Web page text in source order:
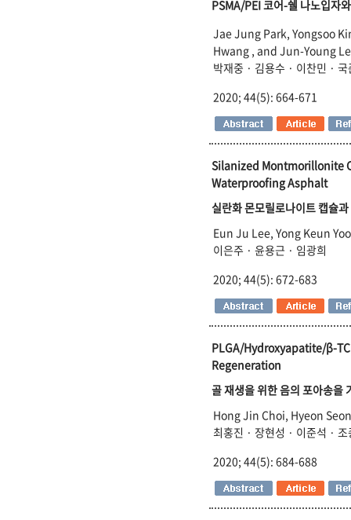
PSMA/PEI 코어-쉘 나노입자
Jae Jung Park, Yongsoo
Hwang , and Jun-Young
박재중 · 김용수 · 이찬민 ·
2020; 44(5): 664-671
Silanized Montmorillonite
Waterproofing Asphalt
실란화 몬모릴로나이트 캡슐
Eun Ju Lee, Yong Keun
이은주 · 윤용근 · 임광희
2020; 44(5): 672-683
PLGA/Hydroxyapatite/β-
Regeneration
골 재생을 위한 음의 포아송
Hong Jin Choi, Hyeon
최홍진 · 장현성 · 이준석 ·
2020; 44(5): 684-688